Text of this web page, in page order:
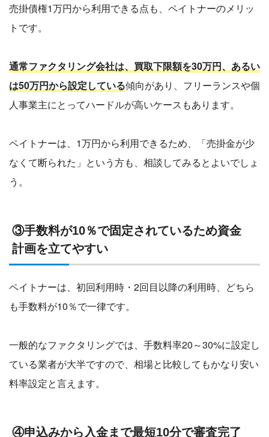
売掛債権1万円から利用できる点も、ペイトナーのメリッ
トです。
通常ファクタリング会社は、買取下限額を30万円、あるい
は50万円から設定している傾向があり、フリーランスや個
人事業主にとってハードルが高いケースもあります。
ペイトナーは、1万円から利用できるため、「売掛金が少
なくて断られた」という方も、相談してみるとよいでしょ
う。
③手数料が10％で固定されているため資金
計画を立てやすい
ペイトナーは、初回利用時・2回目以降の利用時、どちら
も手数料が10％で一律です。
一般的なファクタリングでは、手数料率20～30%に設定し
ている業者が大半ですので、相場と比較してもかなり安い
料率設定と言えます。
④申込みから入金まで最短10分で審査完了